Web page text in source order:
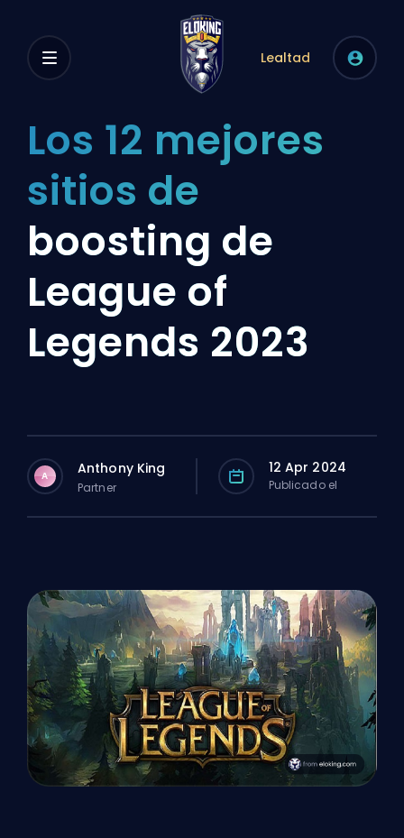
Lealtad
Los 12 mejores
sitios de
boosting de
League of
Legends 2023
A Anthony King
Partner
12 Apr 2024
Publicado el